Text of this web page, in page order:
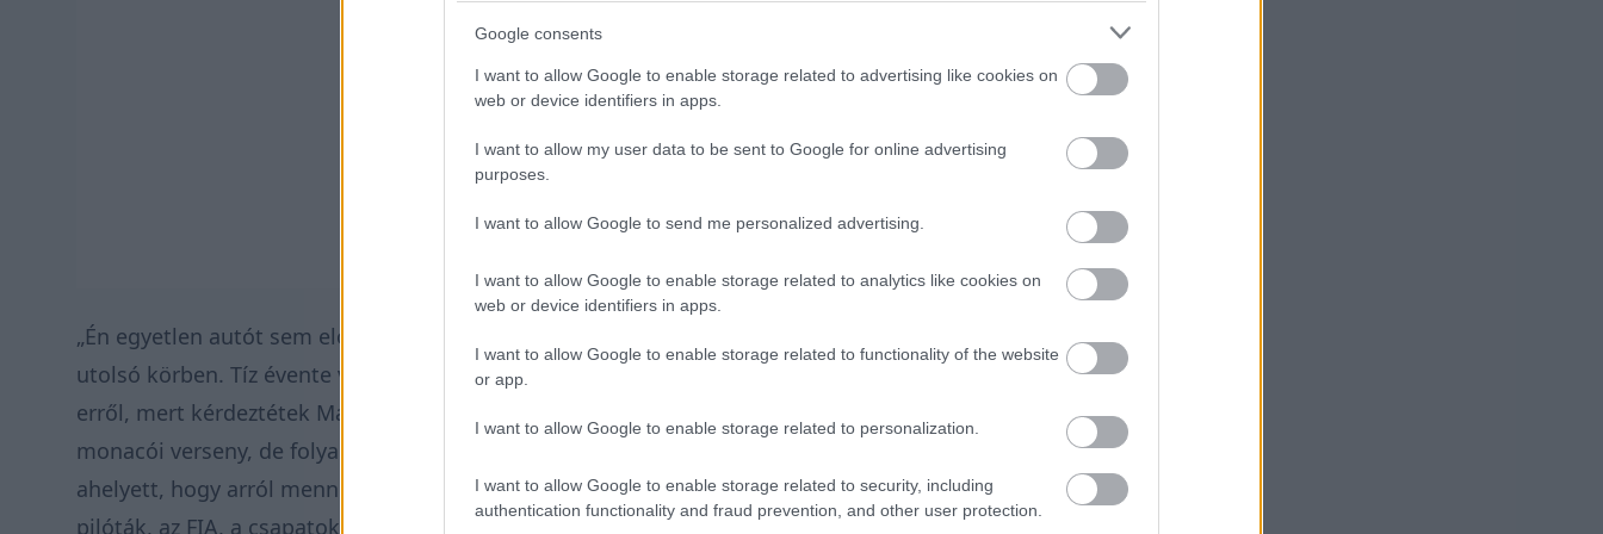
Google consents
I want to allow Google to enable storage related to advertising like cookies on
web or device identifiers in apps.
I want to allow my user data to be sent to Google for online advertising
purposes.
I want to allow Google to send me personalized advertising.
I want to allow Google to enable storage related to analytics like cookies on
web or device identifiers in apps.
I want to allow Google to enable storage related to functionality of the website
or app.
I want to allow Google to enable storage related to personalization.
I want to allow Google to enable storage related to security, including
authentication functionality and fraud prevention, and other user protection.
„Én egyetlen autót sem előztem meg, de Lance [Stroll] megelőzte Nico [Hülkenberget] az
utolsó körben. Tíz évente van egy előzés, de ilyen Monaco természete. Szerintem Max beszélt
erről, mert kérdeztétek Maxot Monacóról, miközben Max fejében jelenleg az utolsó dolog a
monacói verseny, de folyamatosan arról megy a diskurzus, hogy mennyire rossz valami,
ahelyett, hogy arról menne, mennyire jó. Talán van néhány ötlet a sportágban résztvevők,
pilóták, az FIA, a csapatok között, hogy mit lehet tenni Monacóval. De szerintem nincs